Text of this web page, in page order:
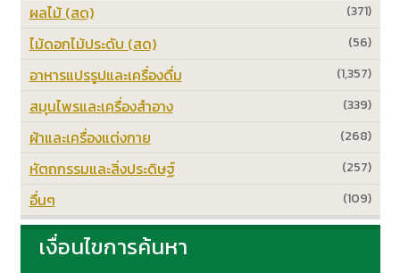
(371)
ผลไม้ (สด)
(56)
ไม้ดอกไม้ประดับ (สด)
(1,357)
อาหารแปรรูปและเครื่องดื่ม
(339)
สมุนไพรและเครื่องสำอาง
(268)
ผ้าและเครื่องแต่งกาย
(257)
หัตถกรรมและสิ่งประดิษฐ์
(109)
อื่นๆ
เงื่อนไขการค้นหา